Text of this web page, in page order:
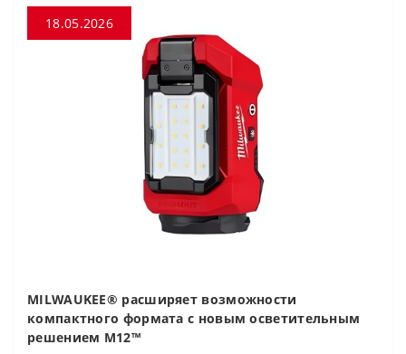
18.05.2026
MILWAUKEE® расширяет возможности
компактного формата с новым осветительным
решением M12™